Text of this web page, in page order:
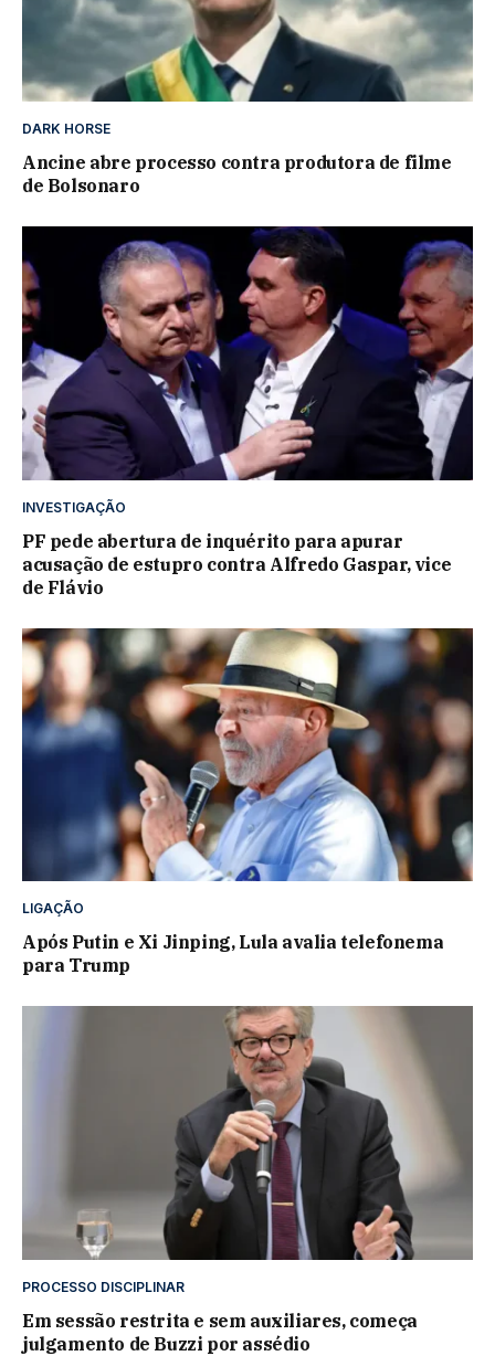
DARK HORSE
Ancine abre processo contra produtora de filme
de Bolsonaro
INVESTIGAÇÃO
PF pede abertura de inquérito para apurar
acusação de estupro contra Alfredo Gaspar, vice
de Flávio
LIGAÇÃO
Após Putin e Xi Jinping, Lula avalia telefonema
para Trump
PROCESSO DISCIPLINAR
Em sessão restrita e sem auxiliares, começa
julgamento de Buzzi por assédio